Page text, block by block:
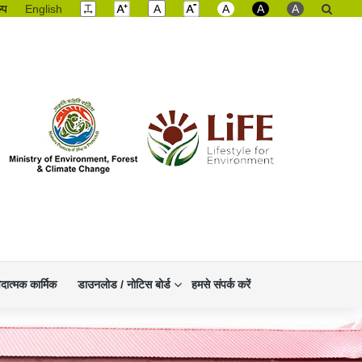
English A A A A
कार्मिक डाउनलोड / नोटिस बोर्ड हमसे संपर्क करें